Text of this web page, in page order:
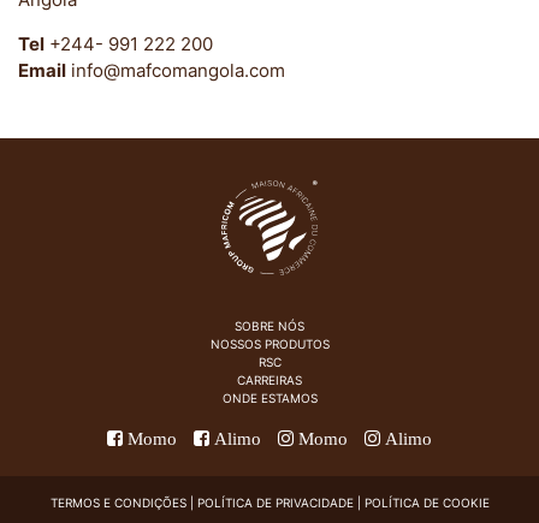
Tel +244- 991 222 200
Email info@mafcomangola.com
SOBRE NÓS
NOSSOS PRODUTOS
RSC
CARREIRAS
ONDE ESTAMOS
Momo Alimo Momo Alimo
TERMOS E CONDIÇÕES| POLÍTICA DE PRIVACIDADE| POLÍTICA DE COOKIE